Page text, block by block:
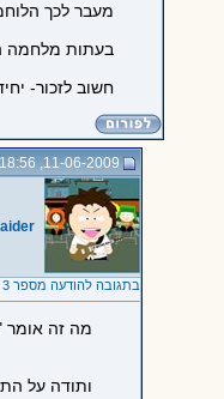
מעבר לכך
בעתות מלחמה
חשוב לזכור-
11-06-2009, 18:56
בתגובה להודעה מספר 3
מה זה אומר
ותודה על